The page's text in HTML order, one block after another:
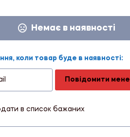
Немає в наявності
коли товар буде в наявності:
Повідомити мене
в список бажаних